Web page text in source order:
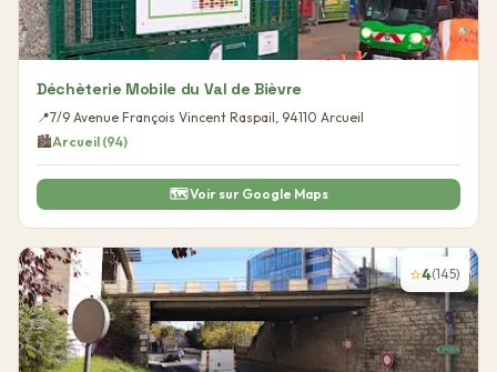
Déchèterie Mobile du Val de Bièvre
📍7/9 Avenue François Vincent Raspail, 94110 Arcueil
🏙️Arcueil (94)
🗺️ Voir sur Google Maps
⭐4(145)